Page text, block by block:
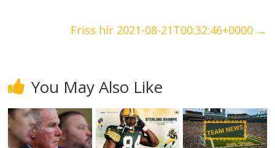
Friss hír 2021-08-21T00:32:46+0000 →
You May Also Like